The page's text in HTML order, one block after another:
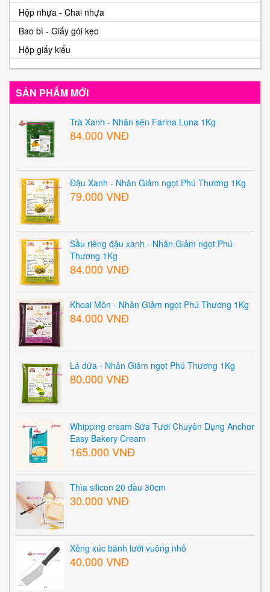
Hộp nhựa - Chai nhựa
Bao bì - Giấy gói kẹo
Hộp giấy kiểu
SẢN PHẨM MỚI
Trà Xanh - Nhân sên Farina Luna 1Kg
84.000 VNĐ
Đậu Xanh - Nhân Giảm ngọt Phú Thương 1Kg
79.000 VNĐ
Sầu riêng đậu xanh - Nhân Giảm ngọt Phú
Thương 1Kg
84.000 VNĐ
Khoai Môn - Nhân Giảm ngọt Phú Thương 1Kg
84.000 VNĐ
Lá dứa - Nhân Giảm ngọt Phú Thương 1Kg
80.000 VNĐ
Whipping cream Sữa Tươi Chuyên Dụng Anchor
Easy Bakery Cream
165.000 VNĐ
Thìa silicon 20 đầu 30cm
30.000 VNĐ
Xẻng xúc bánh lưỡi vuông nhỏ
40.000 VNĐ